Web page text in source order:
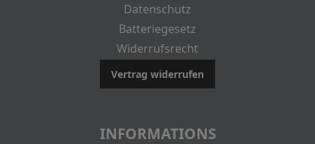
Datenschutz
Batteriegesetz
Widerrufsrecht
Vertrag widerrufen
INFORMATIONS